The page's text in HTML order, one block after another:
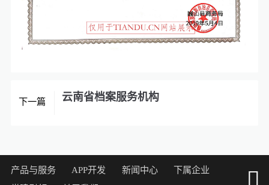
下一篇 云南省档案服务机构

产品与服务 APP开发 新闻中心
下属企业